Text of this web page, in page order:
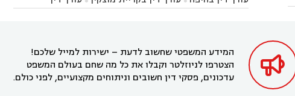
עורך דין בחריש  עורך דין בקיסריה  עורך דין בקדימה 

בקרית מוצקין
עורך דין בקריית אתא
עורך דין

המידע המשפטי שחשוב לדעת – ישירות למייל שלכם!
הצטרפו לניוזלטר וקבלו את כל מה שחם בעולם המשפט
עדכונים, פסקי דין חשובים וניתוחים מקצועיים, לפני כולם.